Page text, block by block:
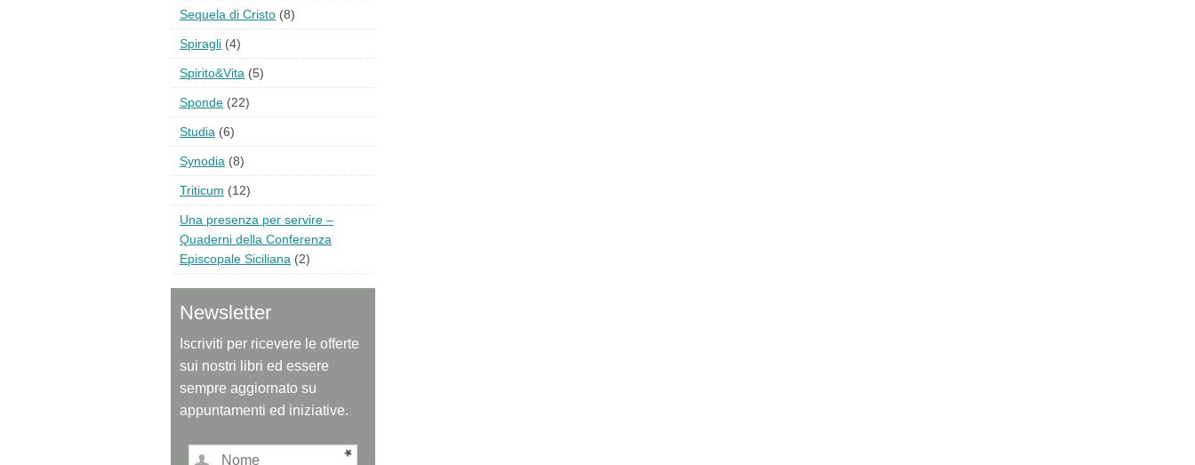
Sequela di Cristo (8)
Spiragli (4)
Spirito&Vita (5)
Sponde (22)
Studia (6)
Synodia (8)
Triticum (12)
Una presenza per servire –
Quaderni della Conferenza
Episcopale Siciliana (2)
Newsletter
Iscriviti per ricevere le offerte
sui nostri libri ed essere
sempre aggiornato su
appuntamenti ed iniziative.